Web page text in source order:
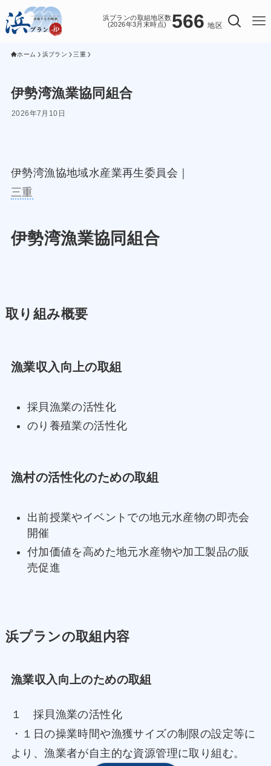
浜プランの取組地区数
(2026年3月末時点)
566 地区
ホーム 浜プラン 三重
伊勢湾漁業協同組合
2026年7月10日
伊勢湾漁協地域水産業再生委員会｜
三重
伊勢湾漁業協同組合
取り組み概要
漁業収入向上の取組
採貝漁業の活性化
のり養殖業の活性化
漁村の活性化のための取組
出前授業やイベントでの地元水産物の即売会
開催
付加価値を高めた地元水産物や加工製品の販
売促進
浜プランの取組内容
漁業収入向上のための取組
１ 採貝漁業の活性化
・１日の操業時間や漁獲サイズの制限の設定等に
より、漁業者が自主的な資源管理に取り組む。